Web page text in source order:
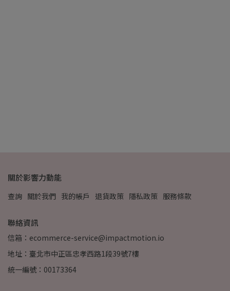
關於影響力動能
查詢 關於我們 我的帳戶 退貨政策 隱私政策 服務條款
聯絡資訊
信箱：ecommerce-service@impactmotion.io
地址：臺北市中正區忠孝西路1段39號7樓
統一編號：00173364